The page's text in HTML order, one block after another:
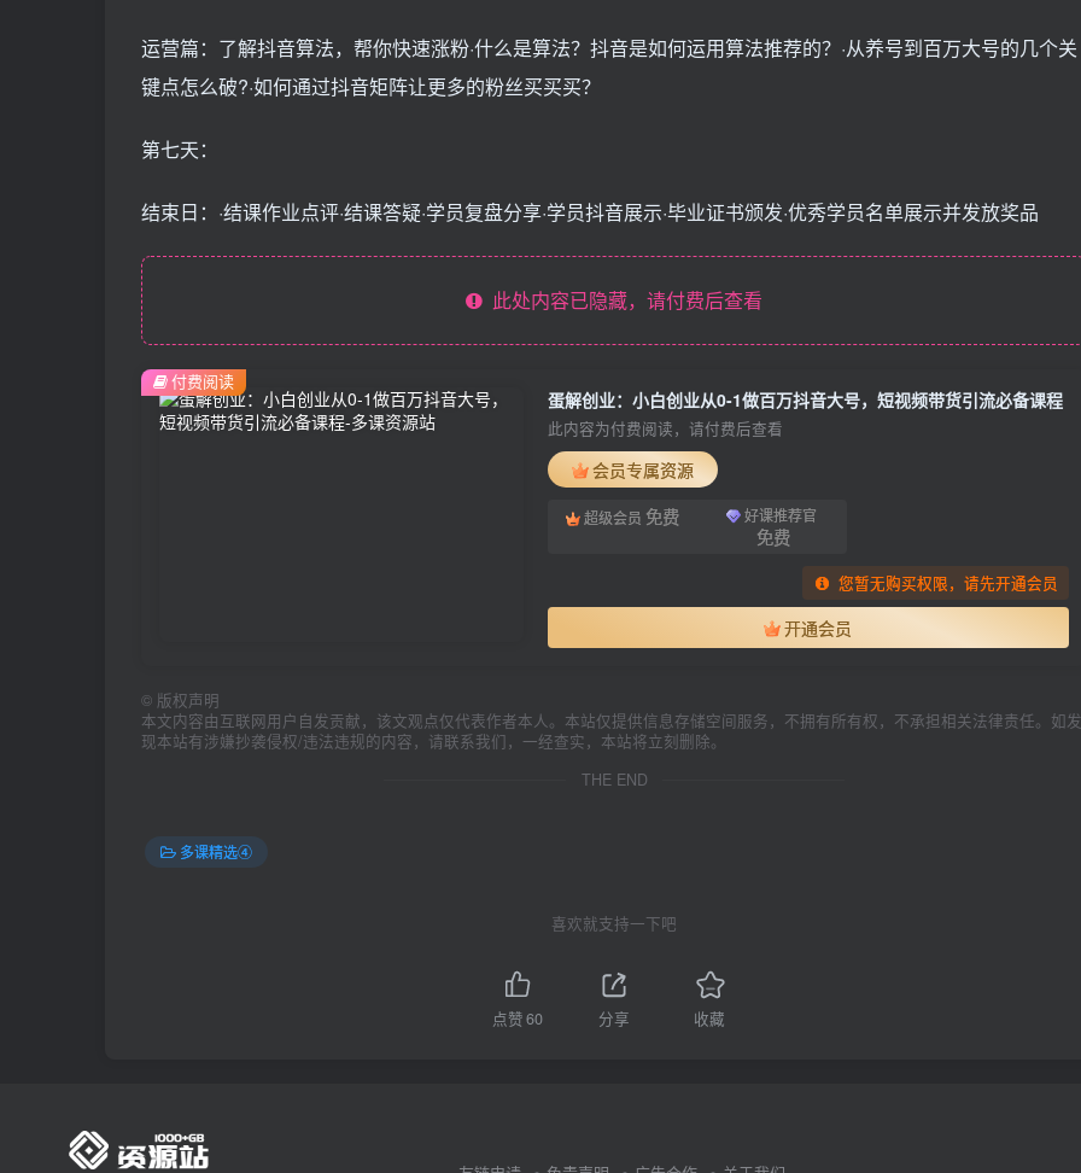
运营篇：了解抖音算法，帮你快速涨粉·什么是算法？抖音是如何运用算法推荐的？·从养号到百万大号的几个关
键点怎么破?·如何通过抖音矩阵让更多的粉丝买买买？
第七天：
结束日：·结课作业点评·结课答疑·学员复盘分享·学员抖音展示·毕业证书颁发·优秀学员名单展示并发放奖品
此处内容已隐藏，请付费后查看
蛋解创业：小白创业从0-1做百万抖音大号，短视频带货引流必备课程
此内容为付费阅读，请付费后查看
会员专属资源
超级会员 免费 好课推荐官
免费
您暂无购买权限，请先开通会员
开通会员
付费阅读
© 版权声明
本文内容由互联网用户自发贡献，该文观点仅代表作者本人。本站仅提供信息存储空间服务，不拥有所有权，不承担相关法律责任。如发
现本站有涉嫌抄袭侵权/违法违规的内容，请联系我们，一经查实，本站将立刻删除。
THE END
多课精选④
喜欢就支持一下吧
点赞60 分享 收藏